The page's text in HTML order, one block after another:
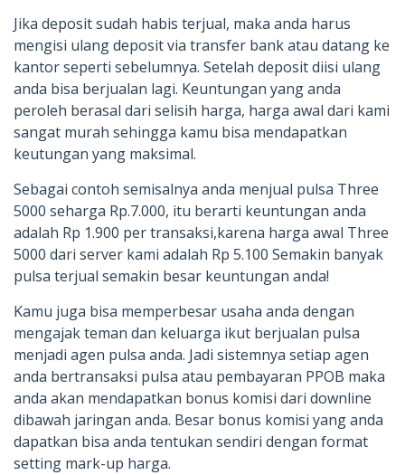
Jika deposit sudah habis terjual, maka anda harus
mengisi ulang deposit via transfer bank atau datang ke
kantor seperti sebelumnya. Setelah deposit diisi ulang
anda bisa berjualan lagi. Keuntungan yang anda
peroleh berasal dari selisih harga, harga awal dari kami
sangat murah sehingga kamu bisa mendapatkan
keutungan yang maksimal.
Sebagai contoh semisalnya anda menjual pulsa Three
5000 seharga Rp.7.000, itu berarti keuntungan anda
adalah Rp 1.900 per transaksi,karena harga awal Three
5000 dari server kami adalah Rp 5.100 Semakin banyak
pulsa terjual semakin besar keuntungan anda!
Kamu juga bisa memperbesar usaha anda dengan
mengajak teman dan keluarga ikut berjualan pulsa
menjadi agen pulsa anda. Jadi sistemnya setiap agen
anda bertransaksi pulsa atau pembayaran PPOB maka
anda akan mendapatkan bonus komisi dari downline
dibawah jaringan anda. Besar bonus komisi yang anda
dapatkan bisa anda tentukan sendiri dengan format
setting mark-up harga.